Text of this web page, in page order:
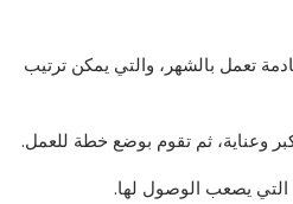
تعمل بالشهر، والتي يمكن ترتيب
وعناية، ثم تقوم بوضع خطة للعمل.
التي يصعب الوصول لها.